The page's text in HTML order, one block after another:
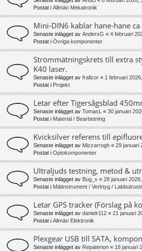
Postat i Allmän Mekatronik
Mini-DIN6 kablar hane-hane ca
Senaste inlägget av AndersG « 4 februari
Postat i Övriga komponenter
Strömmätningskrets till extra
K40 laser.
Senaste inlägget av frallzor « 1 februari
Postat i Projekt
Letar efter Tigersågsblad
Senaste inlägget av TomasL « 30 januari
Postat i Material / Bearbetning
Kvicksilver referens till
Senaste inlägget av Mizzarrogh « 29 januari
Postat i Optokomponenter
Ultraljuds testning, metod &
Senaste inlägget av Bug_x « 28 januari
Postat i Mätinstrument / Verktyg /
Letar GPS tracker (Förslag på
Senaste inlägget av danielr112 « 21 januari
Postat i Allmän Elektronik
Plexgear USB till SATA,
Senaste inlägget av Repaterion « 18 januari